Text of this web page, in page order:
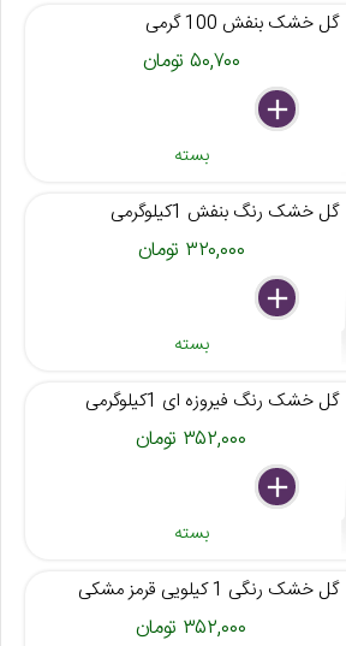
گل خشک بنفش 100 گرمی
۵۰,۷۰۰ تومان
delete
remove
add
بسته
گل خشک رنگ بنفش 1کیلوگرمی
۳۲۰,۰۰۰ تومان
delete
remove
add
بسته
گل خشک رنگ فیروزه ای 1کیلوگرمی
۳۵۲,۰۰۰ تومان
delete
remove
add
بسته
گل خشک رنگی 1 کیلویی قرمز مشکی
۳۵۲,۰۰۰ تومان